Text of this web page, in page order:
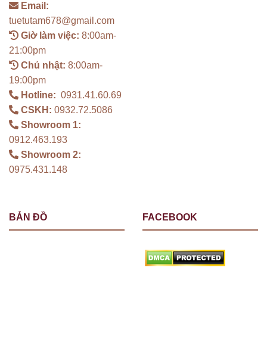
Email:
tuetutam678@gmail.com
Giờ làm việc: 8:00am-
21:00pm
Chủ nhật: 8:00am-
19:00pm
Hotline: 0931.41.60.69
CSKH: 0932.72.5086
Showroom 1:
0912.463.193
Showroom 2:
0975.431.148
BẢN ĐỒ FACEBOOK